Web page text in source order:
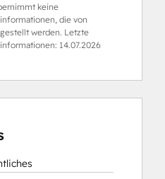
keine
die von
werden. Letzte
14.07.2026